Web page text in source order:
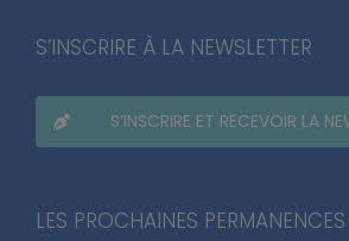
S’INSCRIRE À LA NEWSLETTER
S’INSCRIRE ET RECEVOIR LA
LES PROCHAINES PERMANENCES